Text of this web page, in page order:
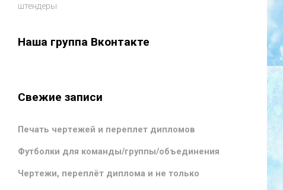
штендеры
Наша группа Вконтакте
Свежие записи
Печать чертежей и переплет дипломов
Футболки для команды/группы/объединения
Чертежи, переплёт диплома и не только